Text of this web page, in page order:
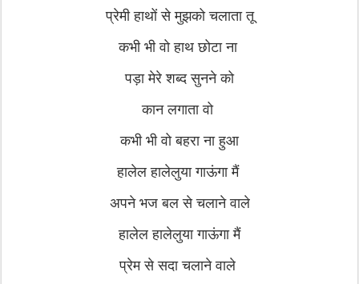
प्रेमी हाथों से मुझको चलाता तू
कभी भी वो हाथ छोटा ना
पड़ा मेरे शब्द सुनने को
कान लगाता वो
कभी भी वो बहरा ना हुआ
हालेल हालेलुया गाऊंगा मैं
अपने भज बल से चलाने वाले
हालेल हालेलुया गाऊंगा मैं
प्रेम से सदा चलाने वाले